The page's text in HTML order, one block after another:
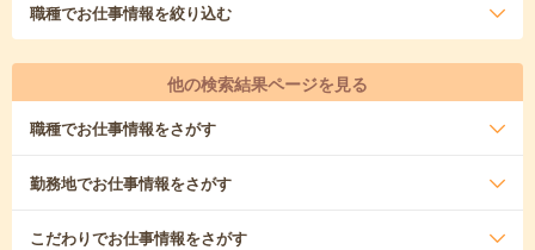
職種でお仕事情報を絞り込む
他の検索結果ページを見る
職種でお仕事情報をさがす
勤務地でお仕事情報をさがす
こだわりでお仕事情報をさがす